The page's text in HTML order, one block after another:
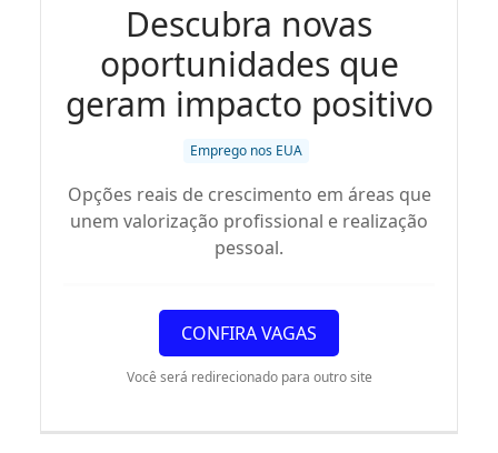
Descubra novas
oportunidades que
geram impacto positivo
Emprego nos EUA
Opções reais de crescimento em áreas que
unem valorização profissional e realização
pessoal.
CONFIRA VAGAS
Você será redirecionado para outro site